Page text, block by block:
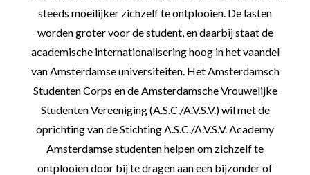
steeds moeilijker zichzelf te ontplooien. De lasten
worden groter voor de student, en daarbij staat de
academische internationalisering hoog in het vaandel
van Amsterdamse universiteiten. Het Amsterdamsch
Studenten Corps en de Amsterdamsche Vrouwelijke
Studenten Vereeniging (A.S.C./A.V.S.V.) wil met de
oprichting van de Stichting A.S.C./A.V.S.V. Academy
Amsterdamse studenten helpen om zichzelf te
ontplooien door bij te dragen aan een bijzonder of